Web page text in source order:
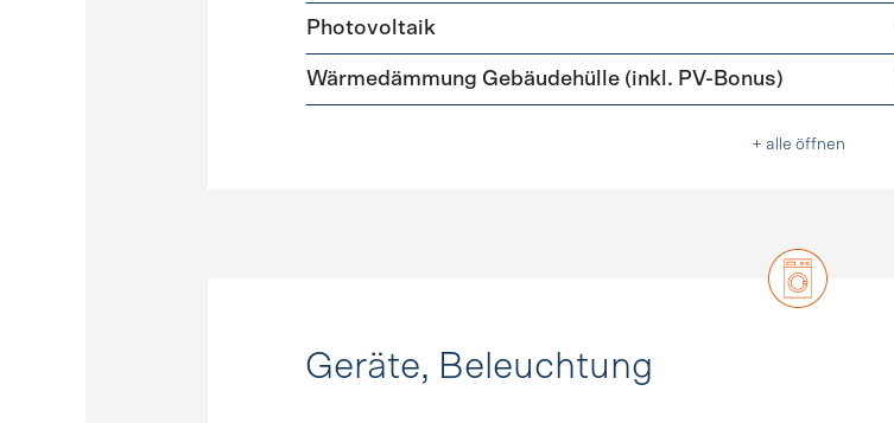
Photovoltaik
Wärmedämmung Gebäudehülle (inkl. PV-Bonus)
+ alle öffnen
Geräte, Beleuchtung